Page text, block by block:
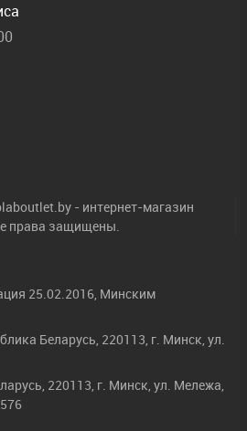
- интернет-магазин
права защищены.
25.02.2016, Минским
Беларусь, 220113, г. Минск, ул.
220113, г. Минск, ул. Мележа,